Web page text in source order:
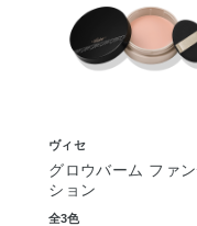
ヴィセ
グロウバーム ファ
ション
全3色